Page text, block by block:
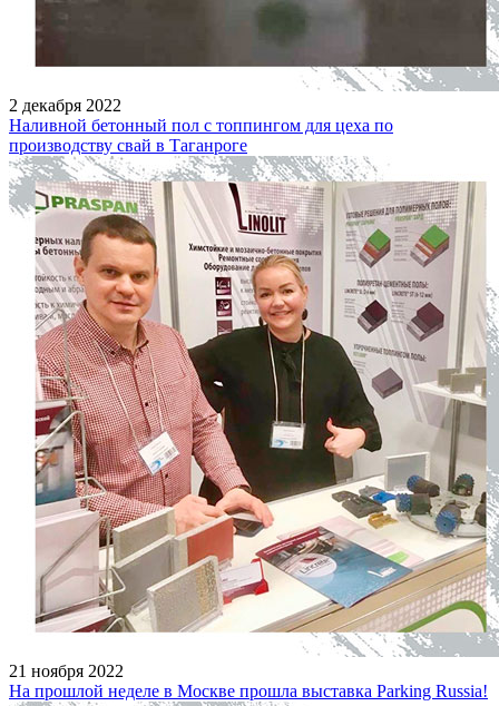
2 декабря 2022
Наливной бетонный пол с топпингом для цеха по
производству свай в Таганроге
21 ноября 2022
На прошлой неделе в Москве прошла выставка Parking Russia!